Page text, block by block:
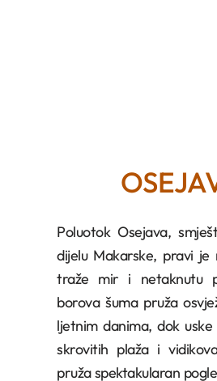
Poluotok Osejava,
dijelu Makarske, pravi
traže mir i netaknutu
borova šuma pruža
ljetnim danima, dok
skrovitih plaža i
pruža spektakularan